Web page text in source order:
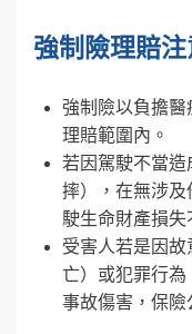
強制險理賠注
強制險以負擔醫
理賠範圍內。
若因駕駛不當造
摔），在無涉及
駛生命財產損失
受害人若是因
亡）或犯罪行
事故傷害，保險